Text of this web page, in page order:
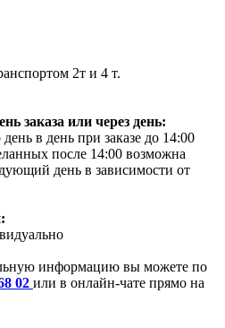
2т и 4 т.
заказа или через день:
в день при заказе до 14:00
после 14:00 возможна
день в зависимости от
информацию вы можете по
02 или в онлайн-чате прямо на